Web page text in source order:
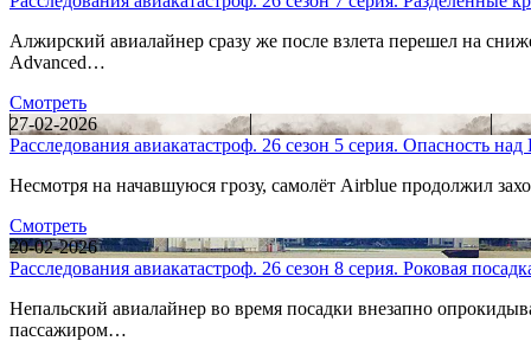
Алжирский авиалайнер сразу же после взлета перешел на
Advanced…
Смотреть
27-02-2026
Расследования авиакатастроф. 26 сезон 5 серия. Опасность
Несмотря на начавшуюся грозу, самолёт Airblue продолжил
Смотреть
20-02-2026
Расследования авиакатастроф. 26 сезон 8 серия. Роковая
Непальский авиалайнер во время посадки внезапно
пассажиром…